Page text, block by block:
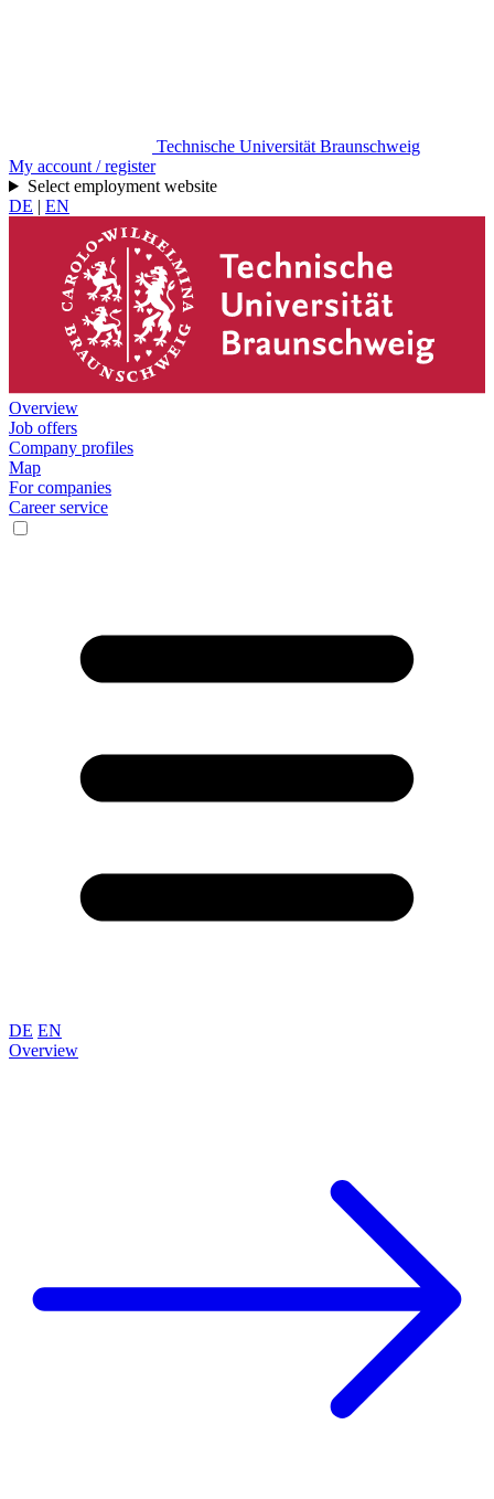
Technische Universität Braunschweig
My account / register
Select employment website
DE | EN
Overview
Job offers
Company profiles
Map
For companies
Career service
DE EN
Overview